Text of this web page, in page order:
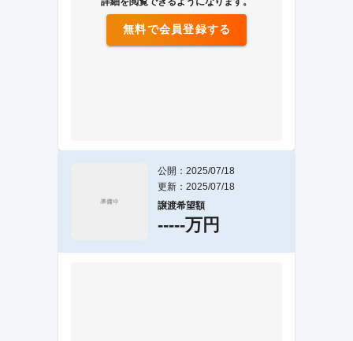
無料で会員登録する
公開：2025/07/18
更新：2025/07/18
譲渡希望額
-----万円